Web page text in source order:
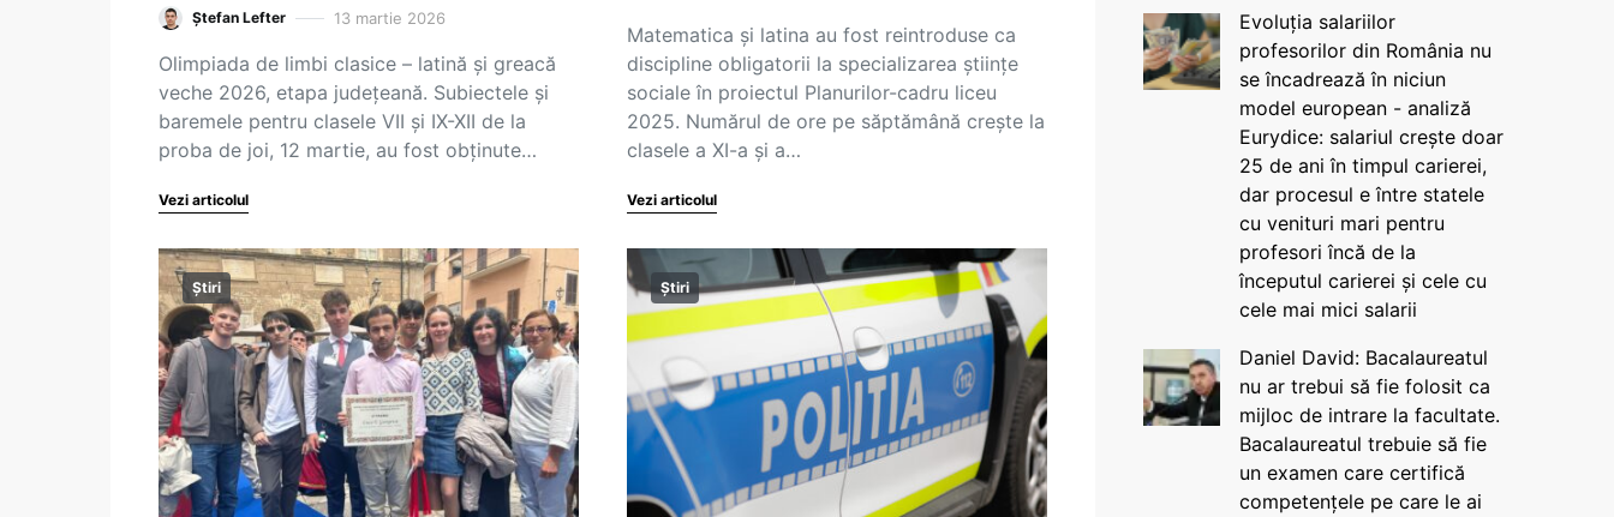
Ștefan Lefter 13 martie 2026
Olimpiada de limbi clasice – latină și greacă
veche 2026, etapa județeană. Subiectele și
baremele pentru clasele VII și IX-XII de la
proba de joi, 12 martie, au fost obținute…
Vezi articolul
Matematica și latina au fost reintroduse ca
discipline obligatorii la specializarea științe
sociale în proiectul Planurilor-cadru liceu
2025. Numărul de ore pe săptămână crește la
clasele a XI-a și a…
Vezi articolul
Știri Știri
Evoluția salariilor
profesorilor din România nu
se încadrează în niciun
model european - analiză
Eurydice: salariul crește doar
25 de ani în timpul carierei,
dar procesul e între statele
cu venituri mari pentru
profesori încă de la
începutul carierei și cele cu
cele mai mici salarii
Daniel David: Bacalaureatul
nu ar trebui să fie folosit ca
mijloc de intrare la facultate.
Bacalaureatul trebuie să fie
un examen care certifică
competențele pe care le ai